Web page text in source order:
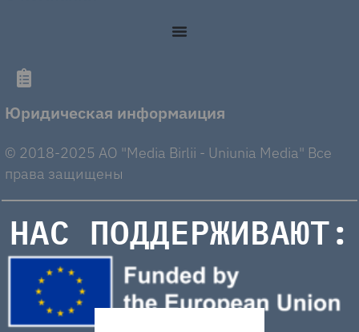
Юридическая информаиция
© 2018-2025 AO "Media Birlii - Uniunia Media" Все
права защищены
НАС ПОДДЕРЖИВАЮТ: